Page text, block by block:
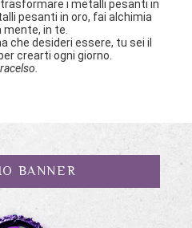
trasformare i metalli pesanti in
pesanti in oro, fai alchimia
mente, in te.
che desideri essere, tu sei il
crearti ogni giorno.
BANNER